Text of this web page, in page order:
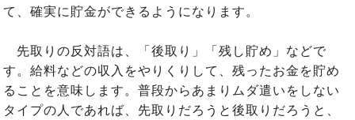
て、確実に貯金ができるようになります。
先取りの反対語は、「後取り」「残し貯め」などで
す。給料などの収入をやりくりして、残ったお金を貯め
ることを意味します。普段からあまりムダ遣いをしない
タイプの人であれば、先取りだろうと後取りだろうと、